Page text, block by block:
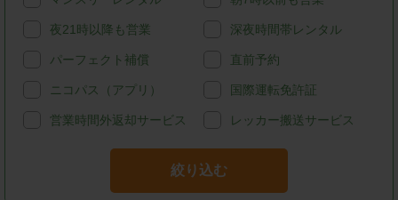
夜21時以降も営業 深夜時間帯レンタル
パーフェクト補償 直前予約
ニコパス（アプリ） 国際運転免許証
営業時間外返却サービス レッカー搬送サービス
絞り込む